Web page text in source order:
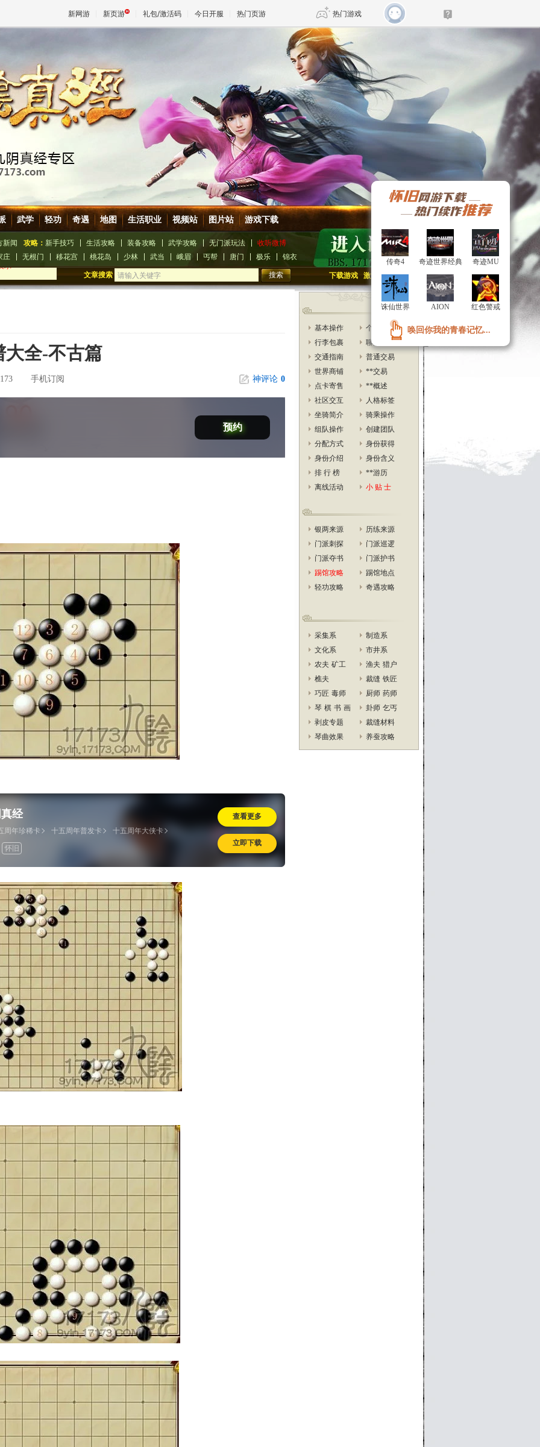
新网游 新页游 礼包/激活码 今日开服 热门页游 热门游戏
DNF 传奇4
天堂 剑网3旗舰版 新天龙八部
王权与自由 诛仙世界 新仙侠5
武学 轻功 奇遇 地图 生活职业 视频站 图片站 游戏下载
新闻 攻略： 新手技巧 生活攻略 装备攻略 武学攻略 无门派玩法
收听微博
庄
无根门 移花宫 桃花岛 少林 武当 峨眉 丐帮 唐门 极乐 锦衣
文章搜索 下载游戏 激活账号 投稿
大全-不古篇
手机订阅 神评论 0
预约
经
周年珍稀卡 十五周年普发卡 十五周年大侠卡
怀旧
查看更多
立即下载
基本操作
个人信息
行李包裹
聊天交互
交通指南
普通交易
世界商铺
**交易
点卡寄售
**概述
社区交互
人格标签
坐骑简介
骑乘操作
组队操作
创建团队
分配方式
身份获得
身份介绍
身份含义
排 行 榜
**游历
离线活动
小 贴 士
银两来源
历练来源
门派刺探
门派巡逻
门派夺书
门派护书
踢馆攻略
踢馆地点
轻功攻略
奇遇攻略
采集系
制造系
文化系
市井系
农夫 矿工 渔夫 猎户
樵夫
裁缝 铁匠
巧匠 毒师 厨师 药师
琴 棋 书 画 卦师 乞丐
剥皮专题
裁缝材料
琴曲效果
养蚕攻略
传奇4 奇迹世界经典 奇迹MU
诛仙世界 AION 红色警戒
唤回你我的青春记忆...
传奇4 奇迹世界经典 奇迹MU
诛仙世界 AION 红色警戒
唤回你我的青春记忆...